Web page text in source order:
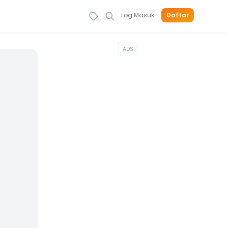
Log Masuk Daftar
ADS